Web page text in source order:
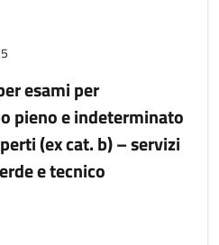
esami per
pieno e indeterminato
(ex cat. b) – servizi
e tecnico